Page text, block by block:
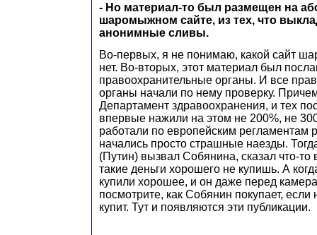
- Но материал-то был размещен на
шаромыжном сайте, из тех, что
анонимные сливы.
Во-первых, я не понимаю, какой сайт
нет. Во-вторых, этот материал был
правоохранительные органы. И все
органы начали по нему проверку.
Департамент здравоохранения, и тех
впервые нажили на этом не 200%, не
работали по европейским регламентам
начались просто страшные наезды.
(Путин) вызвал Собянина, сказал что-то
такие деньги хорошего не купишь. А
купили хорошее, и он даже перед
посмотрите, как Собянин покупает,
купит. Тут и появляются эти публикации.